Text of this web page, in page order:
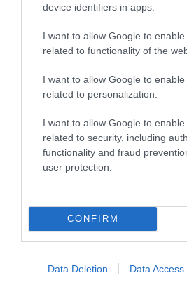
device identifiers in apps.
I want to allow Google to
related to functionality of the
I want to allow Google to
related to personalization.
I want to allow Google to
related to security, including
functionality and fraud
user protection.
CONFIRM
Data Deletion Data Access
One Teaspoon And All The
350 115 299
40 min